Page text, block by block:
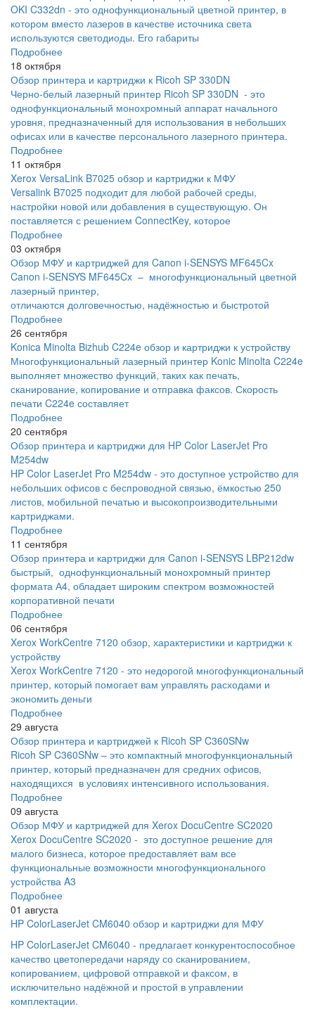
OKI C332dn - это однофункциональный цветной принтер, в
котором вместо лазеров в качестве источника света
используются светодиоды. Его габариты
Подробнее
18 октября
Обзор принтера и картриджи к Ricoh SP 330DN
Черно-белый лазерный принтер Ricoh SP 330DN - это
однофункциональный монохромный аппарат начального
уровня, предназначенный для использования в небольших
офисах или в качестве персонального лазерного принтера.
Подробнее
11 октября
Xerox VersaLink B7025 обзор и картриджи к МФУ
Versalink B7025 подходит для любой рабочей среды,
настройки новой или добавления в существующую. Он
поставляется с решением ConnectKey, которое
Подробнее
03 октября
Обзор МФУ и картриджей для Canon i-SENSYS MF645Cx
Canon i-SENSYS MF645Cx – многофункциональный цветной
лазерный принтер,
отличаются долговечностью, надёжностью и быстротой
Подробнее
26 сентября
Konica Minolta Bizhub C224e обзор и картриджи к устройству
Многофункциональный лазерный принтер Konic Minolta C224e
выполняет множество функций, таких как печать,
сканирование, копирование и отправка факсов. Скорость
печати C224e составляет
Подробнее
20 сентября
Обзор принтера и картриджи для HP Color LaserJet Pro
M254dw
HP Color LaserJet Pro M254dw - это доступное устройство для
небольших офисов с беспроводной связью, ёмкостью 250
листов, мобильной печатью и высокопроизводительными
картриджами.
Подробнее
11 сентября
Обзор принтера и картриджи для Canon i-SENSYS LBP212dw
быстрый, однофункциональный монохромный принтер
формата А4, обладает широким спектром возможностей
корпоративной печати
Подробнее
06 сентября
Xerox WorkCentre 7120 обзор, характеристики и картриджи к
устройству
Xerox WorkCentre 7120 - это недорогой многофункциональный
принтер, который помогает вам управлять расходами и
экономить деньги
Подробнее
29 августа
Обзор принтера и картриджей к Ricoh SP C360SNw
Ricoh SP C360SNw – это компактный многофункциональный
принтер, который предназначен для средних офисов,
находящихся в условиях интенсивного использования.
Подробнее
09 августа
Обзор МФУ и картриджей для Xerox DocuCentre SC2020
Xerox DocuCentre SC2020 - это доступное решение для
малого бизнеса, которое предоставляет вам все
функциональные возможности многофункционального
устройства A3
Подробнее
01 августа
HP ColorLaserJet CM6040 обзор и картриджи для МФУ
HP ColorLaserJet CM6040 - предлагает конкурентоспособное
качество цветопередачи наряду со сканированием,
копированием, цифровой отправкой и факсом, в
исключительно надёжной и простой в управлении
комплектации.